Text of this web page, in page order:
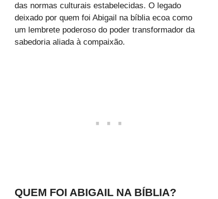
das normas culturais estabelecidas. O legado
deixado por quem foi Abigail na bíblia ecoa como
um lembrete poderoso do poder transformador da
sabedoria aliada à compaixão.
QUEM FOI ABIGAIL NA BÍBLIA?